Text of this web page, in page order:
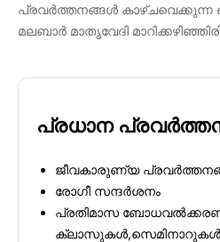
പ്രവർത്തനങ്ങൾ
മലബാർ മാതൃവേദി
പ്രധാന
ജീവകാരുണ്യ
രോഗീ സന്ദർശനം
പ്രതിമാസ
ക്ലാസുകൾ,സെമിനാറുകൾ,